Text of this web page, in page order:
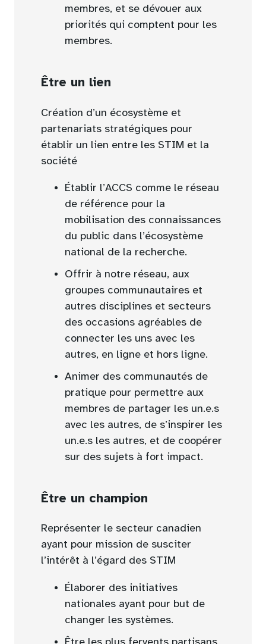
membres, et se dévouer aux
priorités qui comptent pour les
membres.
Être un lien
Création d’un écosystème et
partenariats stratégiques pour
établir un lien entre les STIM et la
société
Établir l’ACCS comme le réseau
de référence pour la
mobilisation des connaissances
du public dans l’écosystème
national de la recherche.
Offrir à notre réseau, aux
groupes communautaires et
autres disciplines et secteurs
des occasions agréables de
connecter les uns avec les
autres, en ligne et hors ligne.
Animer des communautés de
pratique pour permettre aux
membres de partager les un.e.s
avec les autres, de s’inspirer les
un.e.s les autres, et de coopérer
sur des sujets à fort impact.
Être un champion
Représenter le secteur canadien
ayant pour mission de susciter
l’intérêt à l’égard des STIM
Élaborer des initiatives
nationales ayant pour but de
changer les systèmes.